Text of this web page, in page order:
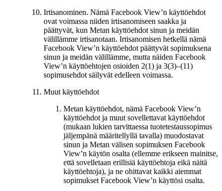
Irtisanominen. Nämä Facebook View’n käyttöehdot
ovat voimassa niiden irtisanomiseen saakka ja
päättyvät, kun Metan käyttöehdot sinun ja meidän
välillämme irtisanotaan. Irtisanomisen hetkellä nämä
Facebook View’n käyttöehdot päättyvät sopimuksena
sinun ja meidän välillämme, mutta näiden Facebook
View’n käyttöehtojen osioiden 2(1) ja 3(3)–(11)
sopimusehdot säilyvät edelleen voimassa.
Muut käyttöehdot
Metan käyttöehdot, nämä Facebook View’n
käyttöehdot ja muut sovellettavat käyttöehdot
(mukaan lukien tarvittaessa tuotetestaussopimus
jäljempänä määritellyllä tavalla) muodostavat
sinun ja Metan välisen sopimuksen Facebook
View’n käytön osalta (ellemme erikseen mainitse,
että sovelletaan erillisiä käyttöehtoja eikä näitä
käyttöehtoja), ja ne ohittavat kaikki aiemmat
sopimukset Facebook View’n käyttösi osalta.